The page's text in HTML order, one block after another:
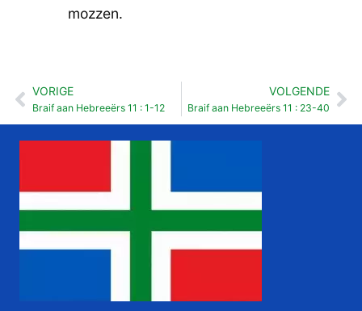
mozzen.
Vorige
VORIGE
Braif aan Hebreeërs 11 : 1-12
VOLGENDE
Braif aan Hebreeërs 11 : 23-40